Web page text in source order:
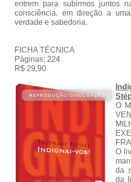
entrem para subirmos juntos
consciência, em direção a
verdade e sabedoria.
FICHA TÉCNICA
Páginas: 224
R$ 29,90
O
O
da
da